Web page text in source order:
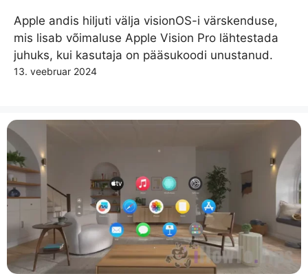
Apple andis hiljuti välja visionOS-i värskenduse,
mis lisab võimaluse Apple Vision Pro lähtestada
juhuks, kui kasutaja on pääsukoodi unustanud.
13. veebruar 2024